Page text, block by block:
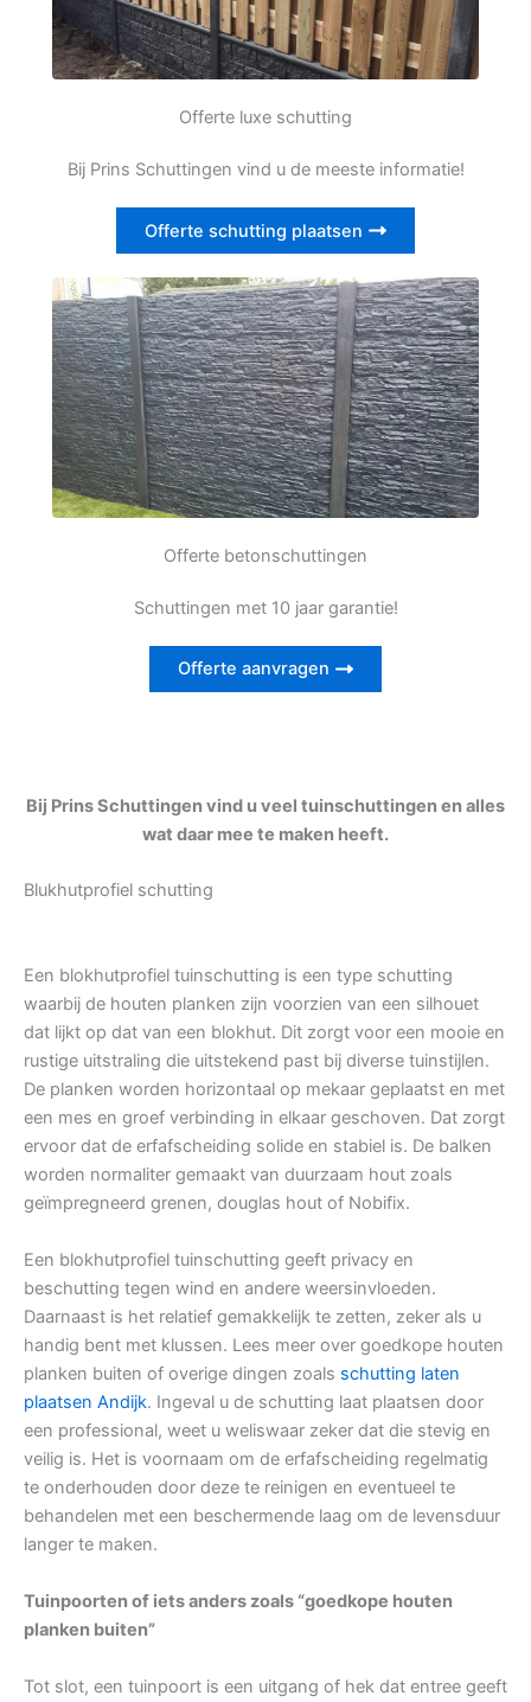
Offerte luxe schutting
Bij Prins Schuttingen vind u de meeste informatie!
Offerte schutting plaatsen
Offerte betonschuttingen
Schuttingen met 10 jaar garantie!
Offerte aanvragen
Bij Prins Schuttingen vind u veel tuinschuttingen en alles
wat daar mee te maken heeft.
Blukhutprofiel schutting
Een blokhutprofiel tuinschutting is een type schutting
waarbij de houten planken zijn voorzien van een silhouet
dat lijkt op dat van een blokhut. Dit zorgt voor een mooie en
rustige uitstraling die uitstekend past bij diverse tuinstijlen.
De planken worden horizontaal op mekaar geplaatst en met
een mes en groef verbinding in elkaar geschoven. Dat zorgt
ervoor dat de erfafscheiding solide en stabiel is. De balken
worden normaliter gemaakt van duurzaam hout zoals
geïmpregneerd grenen, douglas hout of Nobifix.
Een blokhutprofiel tuinschutting geeft privacy en
beschutting tegen wind en andere weersinvloeden.
Daarnaast is het relatief gemakkelijk te zetten, zeker als u
handig bent met klussen. Lees meer over goedkope houten
planken buiten of overige dingen zoals schutting laten
plaatsen Andijk. Ingeval u de schutting laat plaatsen door
een professional, weet u weliswaar zeker dat die stevig en
veilig is. Het is voornaam om de erfafscheiding regelmatig
te onderhouden door deze te reinigen en eventueel te
behandelen met een beschermende laag om de levensduur
langer te maken.
Tuinpoorten of iets anders zoals “goedkope houten
planken buiten”
Tot slot, een tuinpoort is een uitgang of hek dat entree geeft